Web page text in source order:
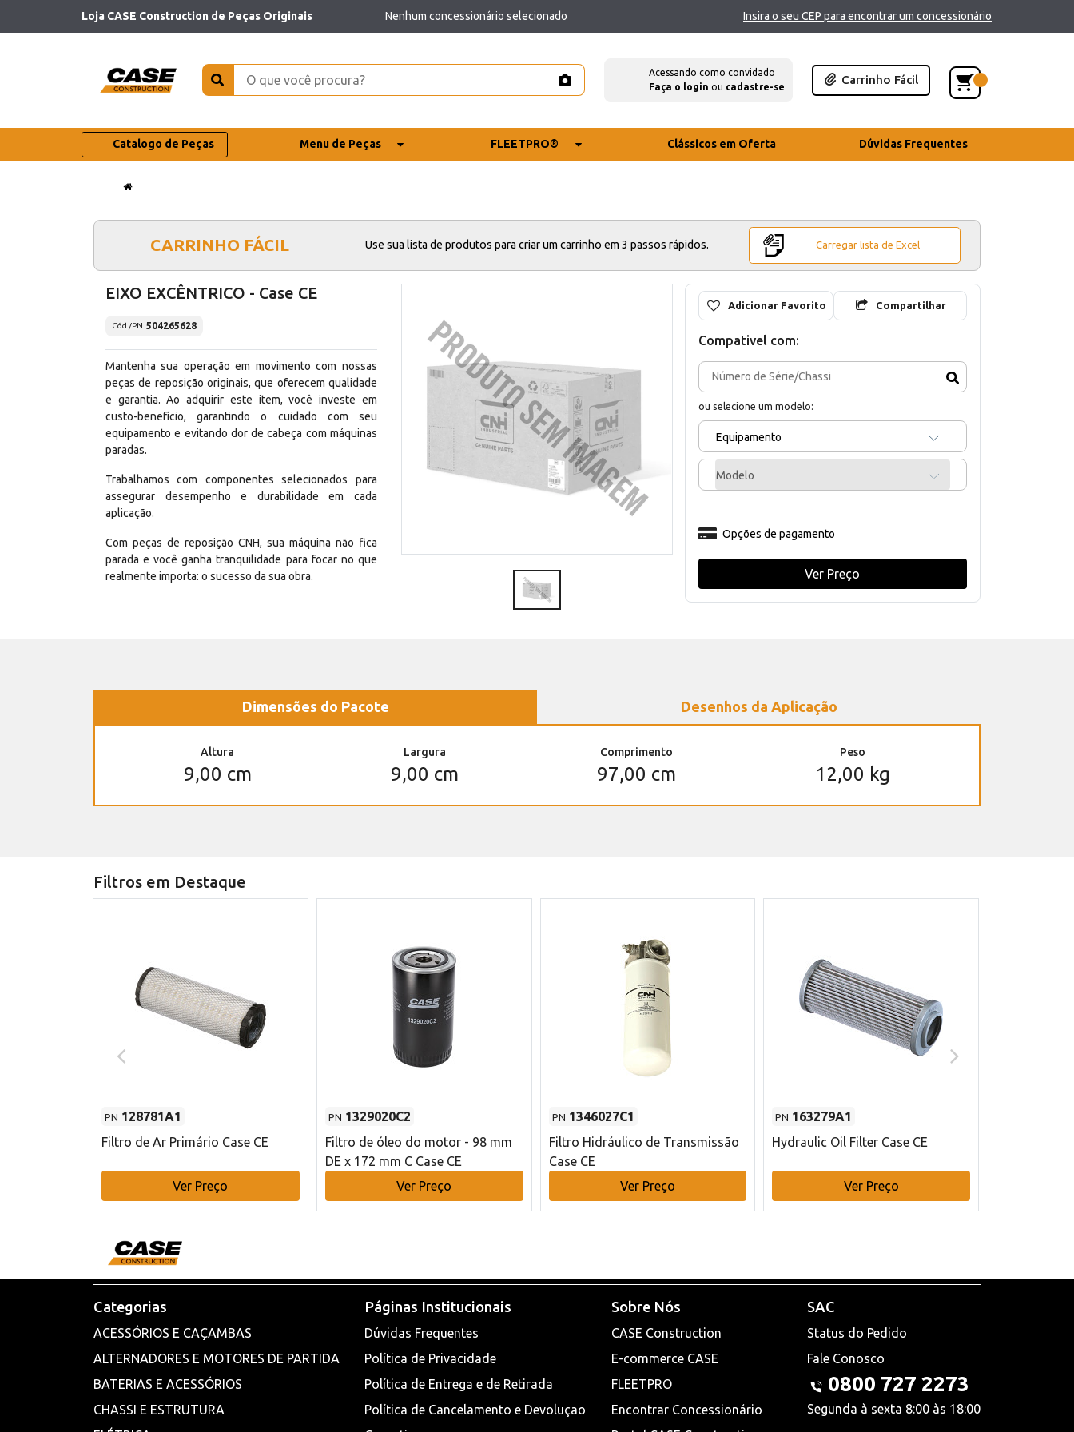
Loja CASE Construction de Peças Originais Nenhum concessionário selecionado Insira o seu CEP para encontrar um concessionário
Acessando como convidado
Faça o login ou cadastre-se
Carrinho Fácil
Catalogo de Peças Menu de Peças FLEETPRO® Clássicos em Oferta Dúvidas Frequentes
CARRINHO FÁCIL Use sua lista de produtos para criar um carrinho em 3 passos rápidos. Carregar lista de Excel
EIXO EXCÊNTRICO - Case CE
Cód./PN 504265628
Mantenha sua operação em movimento com nossas
peças de reposição originais, que oferecem qualidade
e garantia. Ao adquirir este item, você investe em
custo-benefício, garantindo o cuidado com seu
equipamento e evitando dor de cabeça com máquinas
paradas.
Trabalhamos com componentes selecionados para
assegurar desempenho e durabilidade em cada
aplicação.
Com peças de reposição CNH, sua máquina não fica
parada e você ganha tranquilidade para focar no que
realmente importa: o sucesso da sua obra.
Adicionar Favorito Compartilhar
Compativel com:
ou selecione um modelo:
Equipamento
Modelo
Opções de pagamento
Ver Preço
Dimensões do Pacote Desenhos da Aplicação
Altura
9,00 cm
Largura
9,00 cm
Comprimento
97,00 cm
Peso
12,00 kg
Filtros em Destaque
PN 128781A1
Filtro de Ar Primário Case CE
Ver Preço
PN 1329020C2
Filtro de óleo do motor - 98 mm
DE x 172 mm C Case CE
Ver Preço
PN 1346027C1
Filtro Hidráulico de Transmissão
Case CE
Ver Preço
PN 163279A1
Hydraulic Oil Filter Case CE
Ver Preço
Categorias
ACESSÓRIOS E CAÇAMBAS
ALTERNADORES E MOTORES DE PARTIDA
BATERIAS E ACESSÓRIOS
CHASSI E ESTRUTURA
Páginas Institucionais
Dúvidas Frequentes
Política de Privacidade
Política de Entrega e de Retirada
Política de Cancelamento e Devoluçao
Sobre Nós
CASE Construction
E-commerce CASE
FLEETPRO
Encontrar Concessionário
SAC
Status do Pedido
Fale Conosco
0800 727 2273
Segunda à sexta 8:00 às 18:00